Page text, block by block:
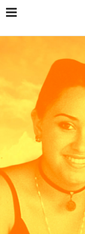
Home Iniziative
Festa di Compleanno